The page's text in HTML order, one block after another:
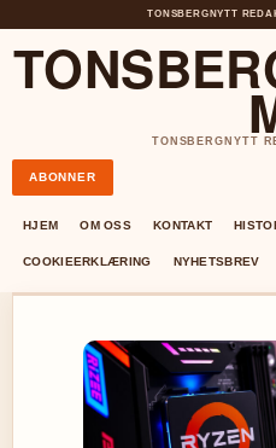
TONSBERGNYTT
TONSBERGNYTT
ABONNER
HJEM OM OSS KONTAKT
COOKIEERKLÆRING NYHETSBREV